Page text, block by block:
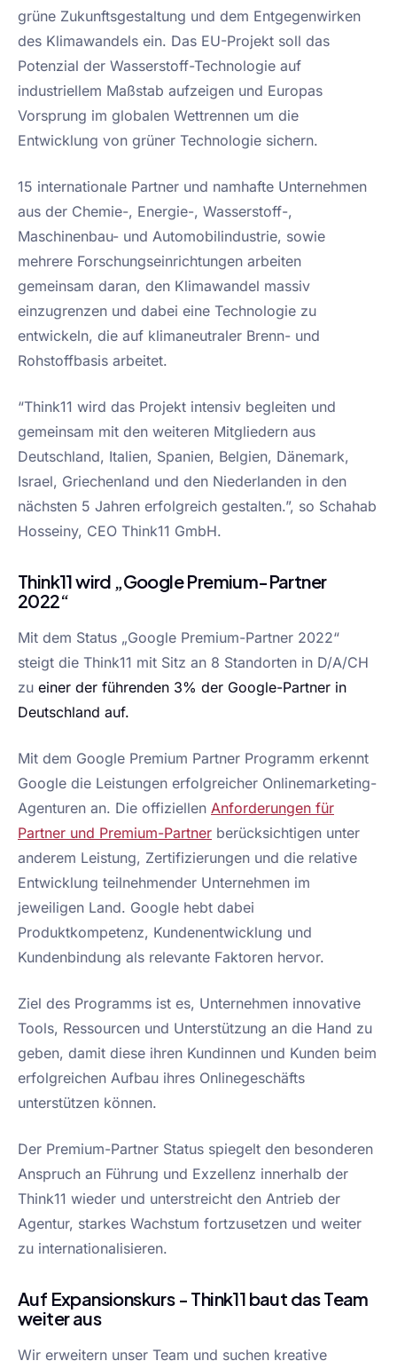
grüne Zukunftsgestaltung und dem Entgegenwirken
des Klimawandels ein. Das EU-Projekt soll das
Potenzial der Wasserstoff-Technologie auf
industriellem Maßstab aufzeigen und Europas
Vorsprung im globalen Wettrennen um die
Entwicklung von grüner Technologie sichern.
15 internationale Partner und namhafte Unternehmen
aus der Chemie-, Energie-, Wasserstoff-,
Maschinenbau- und Automobilindustrie, sowie
mehrere Forschungseinrichtungen arbeiten
gemeinsam daran, den Klimawandel massiv
einzugrenzen und dabei eine Technologie zu
entwickeln, die auf klimaneutraler Brenn- und
Rohstoffbasis arbeitet.
“Think11 wird das Projekt intensiv begleiten und
gemeinsam mit den weiteren Mitgliedern aus
Deutschland, Italien, Spanien, Belgien, Dänemark,
Israel, Griechenland und den Niederlanden in den
nächsten 5 Jahren erfolgreich gestalten.”, so Schahab
Hosseiny, CEO Think11 GmbH.
Think11 wird „Google Premium-Partner
2022“
Mit dem Status „Google Premium-Partner 2022“
steigt die Think11 mit Sitz an 8 Standorten in D/A/CH
zu einer der führenden 3% der Google-Partner in
Deutschland auf.
Mit dem Google Premium Partner Programm erkennt
Google die Leistungen erfolgreicher Onlinemarketing-
Agenturen an. Die offiziellen Anforderungen für
Partner und Premium-Partner berücksichtigen unter
anderem Leistung, Zertifizierungen und die relative
Entwicklung teilnehmender Unternehmen im
jeweiligen Land. Google hebt dabei
Produktkompetenz, Kundenentwicklung und
Kundenbindung als relevante Faktoren hervor.
Ziel des Programms ist es, Unternehmen innovative
Tools, Ressourcen und Unterstützung an die Hand zu
geben, damit diese ihren Kundinnen und Kunden beim
erfolgreichen Aufbau ihres Onlinegeschäfts
unterstützen können.
Der Premium-Partner Status spiegelt den besonderen
Anspruch an Führung und Exzellenz innerhalb der
Think11 wieder und unterstreicht den Antrieb der
Agentur, starkes Wachstum fortzusetzen und weiter
zu internationalisieren.
Auf Expansionskurs - Think11 baut das Team
weiter aus
Wir erweitern unser Team und suchen kreative